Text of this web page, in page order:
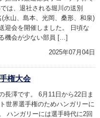
は、退社される堀川の送別
(永山、島本、光岡、桑形、和泉)
迎会を開催しました。 日頃な
機会が少ない部員 […]
2025年07月04日
権大会
長澤です。 6月11日から22日ま
世界選手権のためハンガリーに
ハンガリーには選手時代に2回